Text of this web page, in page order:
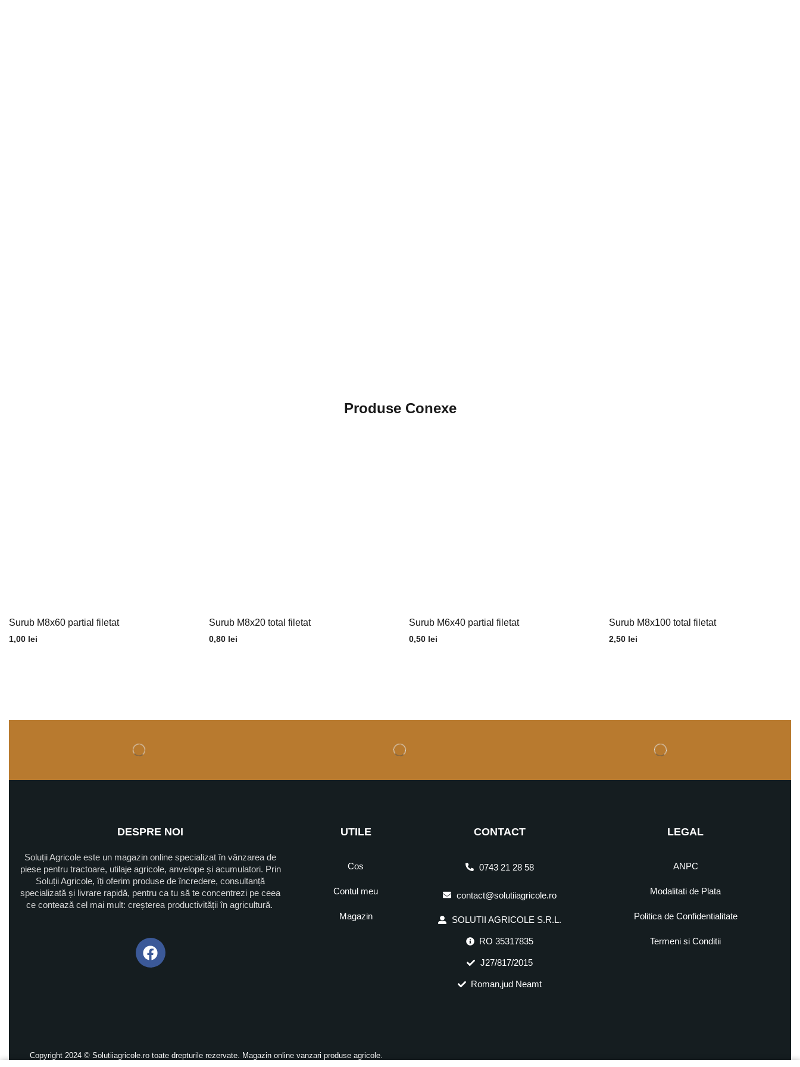
Produse Conexe
Surub M8x60 partial filetat
1,00 lei
Surub M8x20 total filetat
0,80 lei
Surub M6x40 partial filetat
0,50 lei
Surub M8x100 total filetat
2,50 lei
DESPRE NOI
Soluții Agricole este un magazin online specializat în vânzarea de
piese pentru tractoare, utilaje agricole, anvelope și acumulatori. Prin
Soluții Agricole, îți oferim produse de încredere, consultanță
specializată și livrare rapidă, pentru ca tu să te concentrezi pe ceea
ce contează cel mai mult: creșterea productivității în agricultură.
UTILE
Cos
Contul meu
Magazin
CONTACT
0743 21 28 58
contact@solutiiagricole.ro
SOLUTII AGRICOLE S.R.L.
RO 35317835
J27/817/2015
Roman,jud Neamt
LEGAL
ANPC
Modalitati de Plata
Politica de Confidentialitate
Termeni si Conditii
Copyright 2024 © Solutiiagricole.ro toate drepturile rezervate. Magazin online vanzari produse agricole.